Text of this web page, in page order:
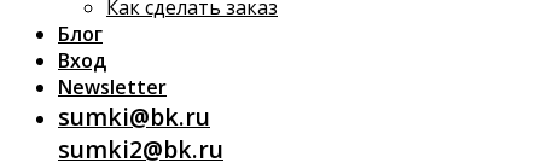
Как сделать заказ
Блог
Вход
Newsletter
sumki@bk.ru
sumki2@bk.ru